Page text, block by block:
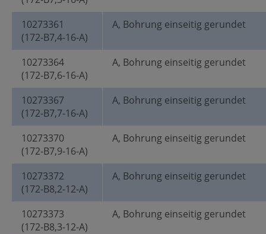
10273361
(172-B7,4-16-A)
A, Bohrung einseitig gerundet
10273364
(172-B7,6-16-A)
A, Bohrung einseitig gerundet
10273367
(172-B7,7-16-A)
A, Bohrung einseitig gerundet
10273370
(172-B7,9-16-A)
A, Bohrung einseitig gerundet
10273372
(172-B8,2-12-A)
A, Bohrung einseitig gerundet
10273373
(172-B8,3-12-A)
A, Bohrung einseitig gerundet